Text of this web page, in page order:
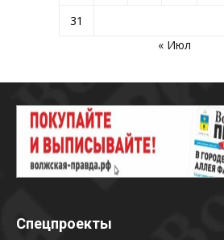
31
« Июл
Спецпроекты